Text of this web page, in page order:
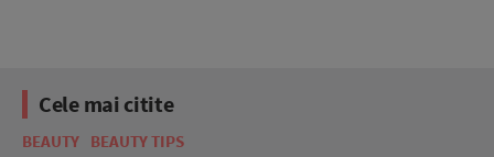
Cele mai citite
BEAUTY BEAUTY TIPS